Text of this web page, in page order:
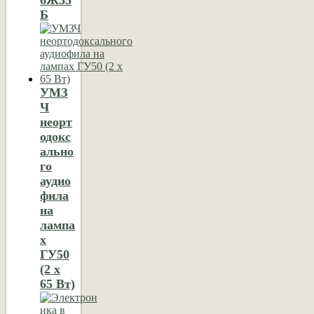
Б
УМЗ
Ч
неорт
одокс
ально
го
аудио
фила
на
лампа
х
ГУ50
(2 х
65 Вт)